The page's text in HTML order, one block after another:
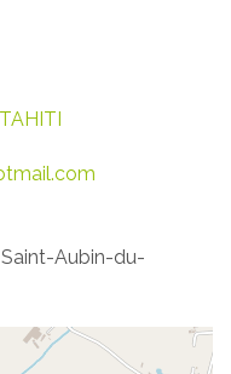
Saint-Aubin-du-